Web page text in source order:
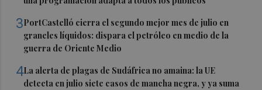
3PortCastelló cierra el segundo mejor mes de julio en
graneles líquidos: dispara el petróleo en medio de la
guerra de Oriente Medio
4La alerta de plagas de Sudáfrica no amaina: la UE
detecta en julio siete casos de mancha negra, y ya suma